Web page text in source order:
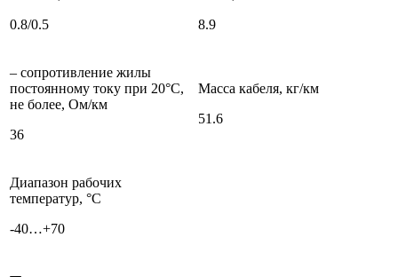
0.8/0.5
8.9
– сопротивление жилы
постоянному току при 20°C,
не более, Ом/км
36
Масса кабеля, кг/км
51.6
Диапазон рабочих
температур, °С
-40…+70